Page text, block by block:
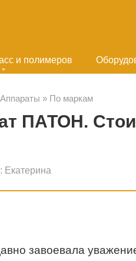
и полимеров
Аппараты » По маркам
ПАТОН.
Екатерина
завоевала